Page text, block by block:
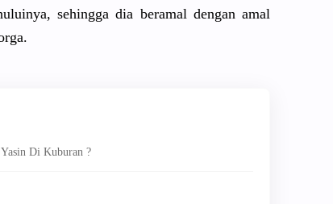
sehingga dia beramal dengan amal
Di Kuburan ?